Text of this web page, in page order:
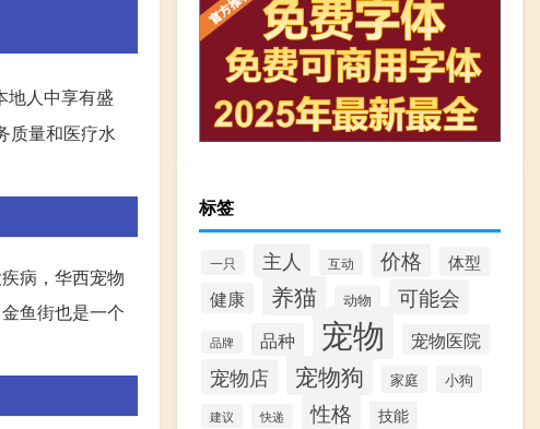
地人中享有盛
质量和医疗水
病，华西宠物
鱼街也是一个
标签
一只 主人 互动 价格 体型
健康 养猫 动物 可能会
品牌 品种 宠物 宠物医院
宠物店 宠物狗 家庭 小狗
建议 快递 性格 技能